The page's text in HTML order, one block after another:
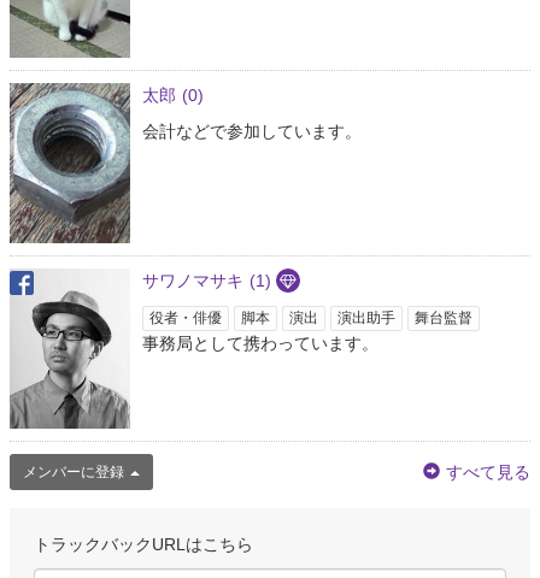
太郎 (0)
会計などで参加しています。
サワノマサキ (1)
役者・俳優 脚本 演出 演出助手 舞台監督
事務局として携わっています。
メンバーに登録 すべて見る
トラックバックURLはこちら